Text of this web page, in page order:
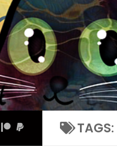
TAGS: